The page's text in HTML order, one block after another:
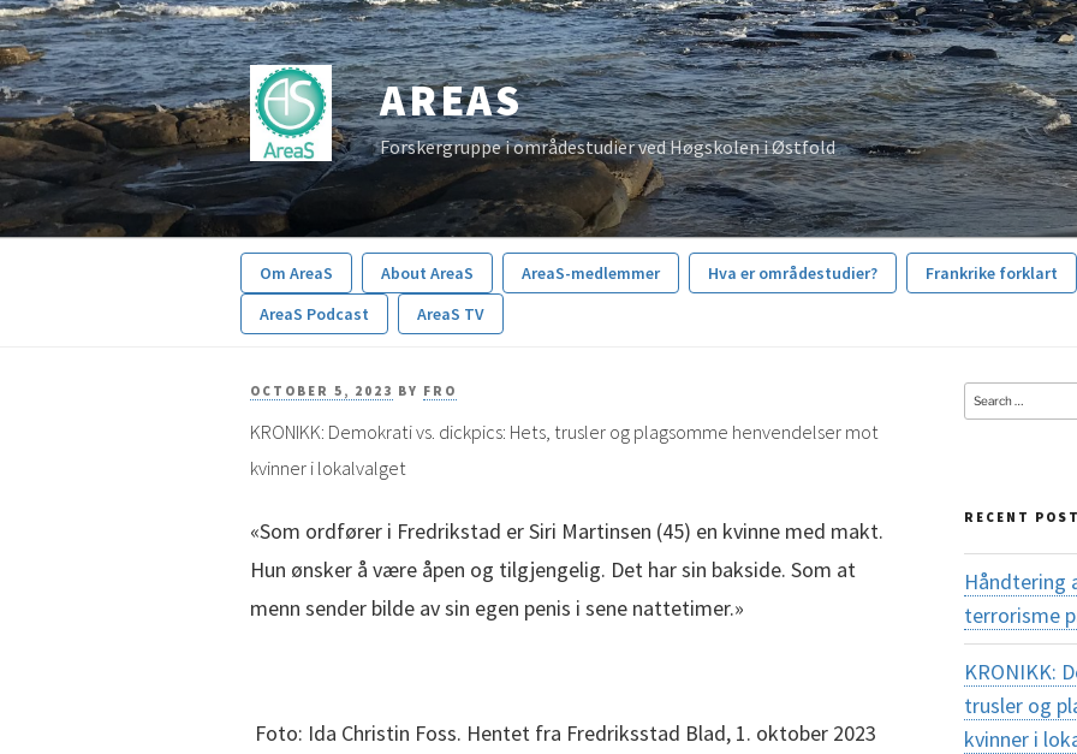
Skip
to
content
AREAS
Forskergruppe i områdestudier ved Høgskolen i Østfold
Om AreaS About AreaS AreaS-medlemmer Hva er områdestudier? Frankrike forklart
AreaS Podcast
AreaS TV
POSTED
ON
OCTOBER 5, 2023 BY FRO
KRONIKK: Demokrati vs. dickpics: Hets, trusler og plagsomme henvendelser mot
kvinner i lokalvalget
«Som ordfører i Fredrikstad er Siri Martinsen (45) en kvinne med makt.
Hun ønsker å være åpen og tilgjengelig. Det har sin bakside. Som at
menn sender bilde av sin egen penis i sene nattetimer.»
Foto: Ida Christin Foss. Hentet fra Fredriksstad Blad, 1. oktober 2023
Search
RECENT
Håndtering
terrorisme
KRONIKK:
trusler og
kvinner i